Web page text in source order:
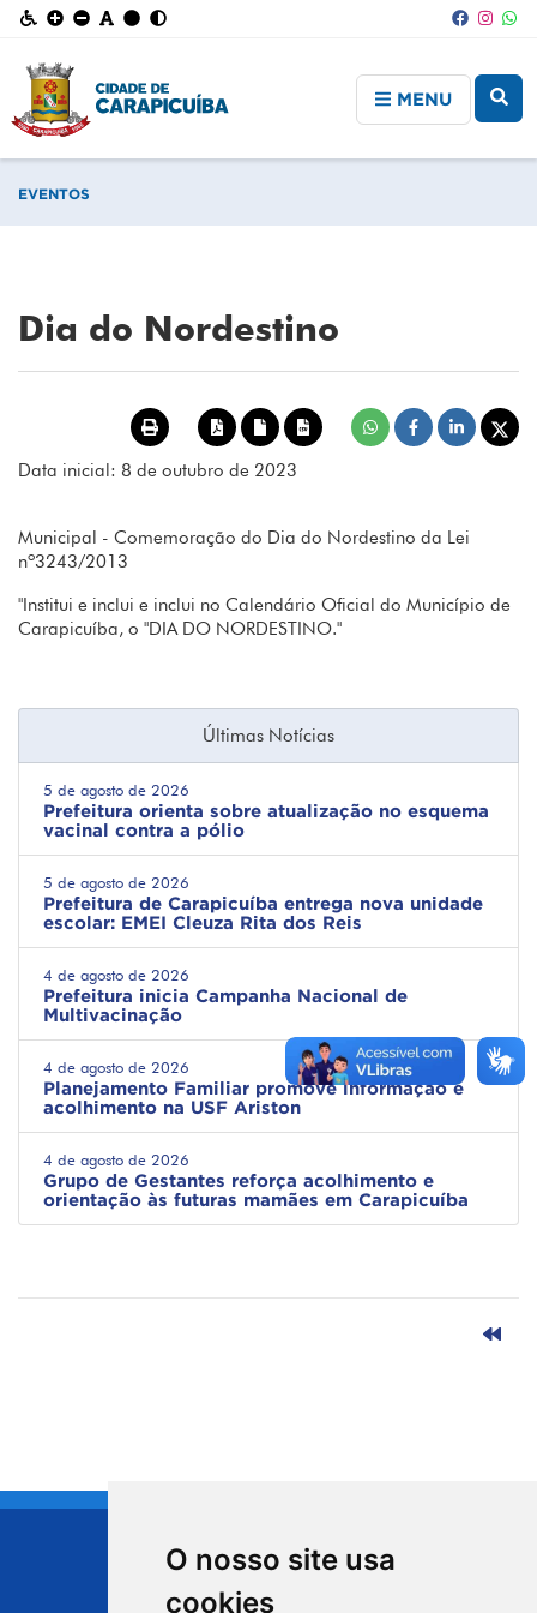
O nosso site usa
cookies
MENU
EVENTOS
Dia do Nordestino
Data inicial: 8 de outubro de 2023
Municipal - Comemoração do Dia do Nordestino da Lei
nº3243/2013
"Institui e inclui e inclui no Calendário Oficial do Município de
Carapicuíba, o "DIA DO NORDESTINO."
Últimas Notícias
5 de agosto de 2026
Prefeitura orienta sobre atualização no esquema
vacinal contra a pólio
5 de agosto de 2026
Prefeitura de Carapicuíba entrega nova unidade
escolar: EMEI Cleuza Rita dos Reis
4 de agosto de 2026
Prefeitura inicia Campanha Nacional de
Multivacinação
4 de agosto de 2026
Planejamento Familiar promove informação e
acolhimento na USF Ariston
4 de agosto de 2026
Grupo de Gestantes reforça acolhimento e
orientação às futuras mamães em Carapicuíba
CIDADE DE